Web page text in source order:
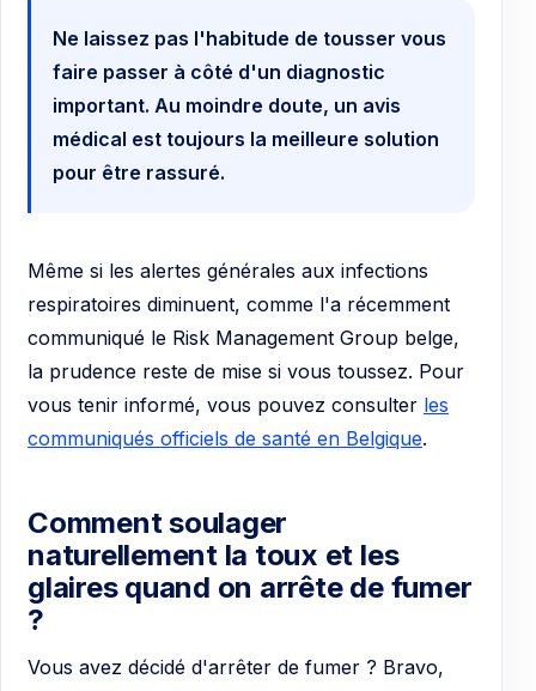
Ne laissez pas l'habitude de tousser vous
faire passer à côté d'un diagnostic
important. Au moindre doute, un avis
médical est toujours la meilleure solution
pour être rassuré.
Même si les alertes générales aux infections
respiratoires diminuent, comme l'a récemment
communiqué le Risk Management Group belge,
la prudence reste de mise si vous toussez. Pour
vous tenir informé, vous pouvez consulter les
communiqués officiels de santé en Belgique.
Comment soulager
naturellement la toux et les
glaires quand on arrête de fumer
?
Vous avez décidé d'arrêter de fumer ? Bravo,